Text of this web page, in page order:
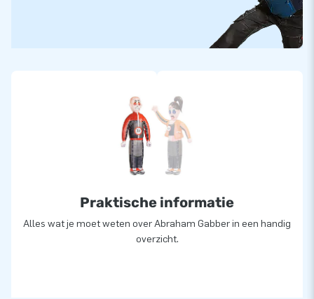
Praktische informatie
Alles wat je moet weten over Abraham Gabber in een handig
overzicht.